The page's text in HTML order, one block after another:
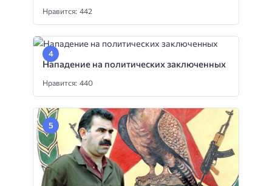
Нравится: 442
Нападение на политических заключенных
Нравится: 440